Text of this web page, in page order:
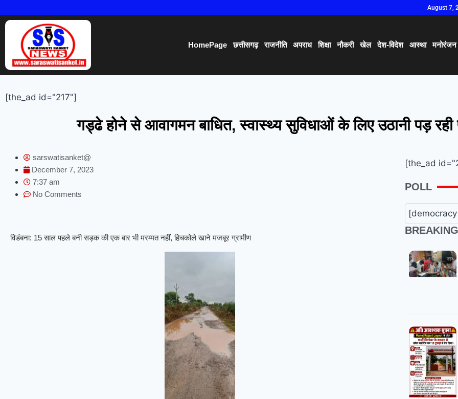
August 7,
HomePage छत्तीसगढ़ राजनीति अपराध शिक्षा नौकरी खेल देश-विदेश आस्था मनोरंजन
[the_ad id="217"]
गड्ढे होने से आवागमन बाधित, स्वास्थ्य सुविधाओं के लिए उठानी पड़ रही
sarswatisanket@
December 7, 2023
7:37 am
No Comments
विडंबना: 15 साल पहले बनी सड़क की एक बार भी मरम्मत नहीं, हिचकोले खाने मजबूर ग्रामीण
[the_ad
POLL